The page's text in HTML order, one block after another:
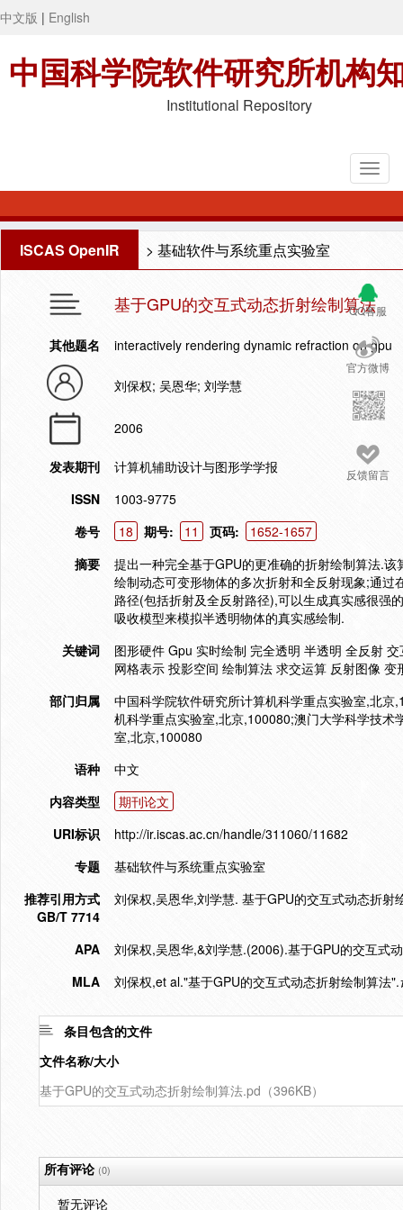
中文版 | English
中国科学院软件研究所机构
Institutional Repository
ISCAS OpenIR > 基础软件与系统重点实验室
QQ客服
官方微博
反馈留言
基于GPU的交互式动态折射绘制算法
其他题名 interactively rendering dynamic refraction on gpu
刘保权; 吴恩华; 刘学慧
2006
发表期刊
计算机辅助设计与图形学学报
ISSN
1003-9775
卷号
18 期号: 11 页码:
1652-1657
摘要
提出一种完全基于GPU的更准确的折射绘制算法.
绘制动态可变形物体的多次折射和全反射现象;通
路径(包括折射及全反射路径),可以生成真实感很强
吸收模型来模拟半透明物体的真实感绘制.
关键词
图形硬件 Gpu 实时绘制 完全透明 半透明 全反射
网格表示 投影空间 绘制算法 求交运算 反射图像
部门归属
中国科学院软件研究所计算机科学重点实验室,北
机科学重点实验室,北京,100080;澳门大学科学技
室,北京,100080
语种
中文
内容类型
期刊论文
URI标识
http://ir.iscas.ac.cn/handle/311060/11682
专题
基础软件与系统重点实验室
推荐引用方式
GB/T 7714
刘保权,吴恩华,刘学慧. 基于GPU的交互式动态折
APA
刘保权,吴恩华,&刘学慧.(2006).基于GPU的交互式
MLA
刘保权,et al."基于GPU的交互式动态折射绘制算法".
条目包含的文件
文件名称/大小
基于GPU的交互式动态折射绘制算法.pd（396KB）
所有评论(0)
暂无评论